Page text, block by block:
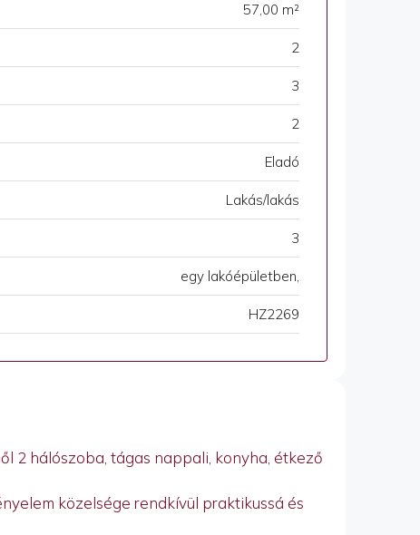
57,00 m²
2
3
2
Eladó
Lakás/lakás
3
egy lakóépületben,
HZ2269
2 hálószoba, tágas nappali, konyha, étkező
közelsége rendkívül praktikussá és